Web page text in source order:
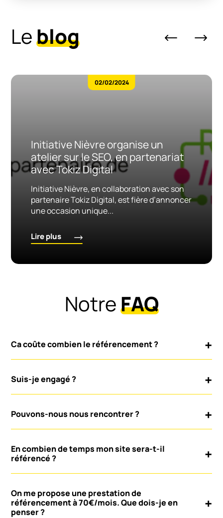
Leblog
Initiative Nièvre organise un
atelier sur le SEO, en partenariat
avec Tokiz Digital
Initiative Nièvre, en collaboration avec son
partenaire Tokiz Digital, est fière d’annoncer
une occasion unique...
Lire plus
02/02/2024
NotreFAQ
Ca coûte combien le référencement ?
Suis-je engagé ?
Pouvons-nous nous rencontrer ?
En combien de temps mon site sera-t-il
référencé ?
On me propose une prestation de
référencement à 70€/mois. Que dois-je en
penser ?